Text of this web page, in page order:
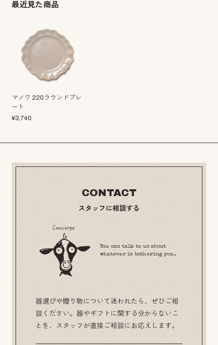
最近見た商品
マノワ 220ラウンドプレ
ート
¥3,740
CONTACT
スタッフに相談する
You can talk to us about
whatever is bothering you.
器選びや贈り物について迷われたら、ぜひご相
談ください。器やギフトに関する分からないこ
とを、スタッフが直接ご相談にお応えします。